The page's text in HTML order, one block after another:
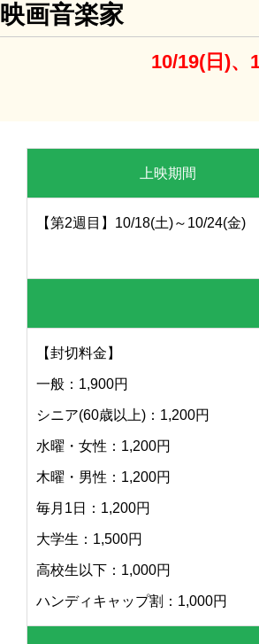
映画音楽家
10/19(日)、
上映期間
【第2週目】10/18(土)～10/24(金)
【封切料金】
一般：1,900円
シニア(60歳以上)：1,200円
水曜・女性：1,200円
木曜・男性：1,200円
毎月1日：1,200円
大学生：1,500円
高校生以下：1,000円
ハンディキャップ割：1,000円
8/9(日)～8/21(金)